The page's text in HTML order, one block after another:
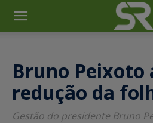
Bruno Peixoto
redução da
Gestão do presidente Bruno